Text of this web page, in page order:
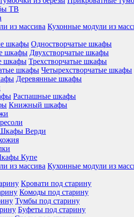
ТВ
Кухонные модули из
Одностворчатые шкафы
Двухстворчатые шкафы
Трехстворчатые шкафы
Четырехстворчатые шкафы
Деревянные шкафы
Распашные шкафы
Книжный шкафы
Верди
Купе
Кухонные модули из
Кровати под старину
Комоды под старину
Тумбы под старину
Буфеты под старину